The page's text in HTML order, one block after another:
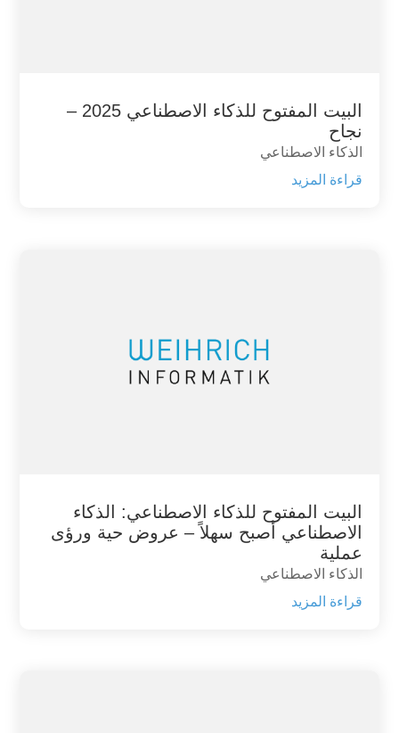
البيت المفتوح للذكاء الاصطناعي 2025 –
نجاح
الذكاء الاصطناعي
قراءة المزيد
البيت المفتوح للذكاء الاصطناعي: الذكاء
الاصطناعي أصبح سهلاً – عروض حية ورؤى
عملية
الذكاء الاصطناعي
قراءة المزيد